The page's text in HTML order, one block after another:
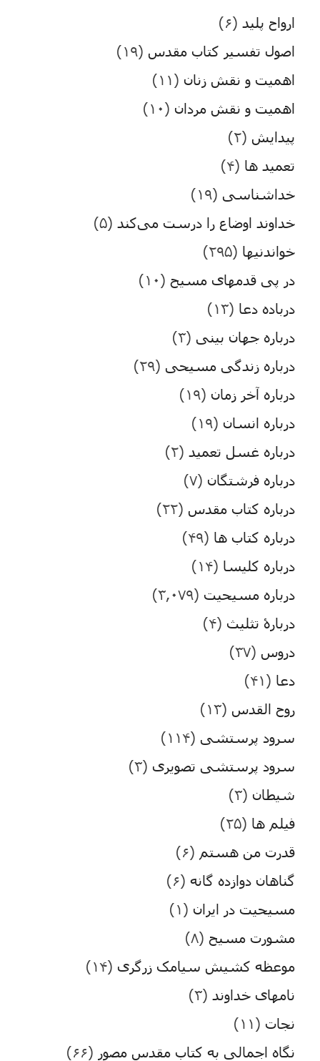
ارواح پلید (۶)
اصول تفسیر کتاب مقدس (۱۹)
اهمیت و نقش زنان (۱۱)
اهمیت و نقش مردان (۱۰)
پیدایش (۲)
تعمید ها (۴)
خداشناسی (۱۹)
خداوند اوضاع را درست می‌کند (۵)
خواندنیها (۲۹۵)
در پی قدمهای مسیح (۱۰)
درباده دعا (۱۳)
درباره جهان بینی (۳)
درباره زندگی مسیحی (۲۹)
درباره آخر زمان (۱۹)
درباره انسان (۱۹)
درباره غسل تعمید (۲)
درباره فرشتگان (۷)
درباره کتاب مقدس (۲۲)
درباره کتاب ها (۴۹)
درباره کلیسا (۱۴)
درباره مسیحیت (۳,۰۷۹)
دربارۀ تثلیث (۴)
دروس (۳۷)
دعا (۴۱)
روح القدس (۱۳)
سرود پرستشی (۱۱۴)
سرود پرستشی تصویری (۳)
شیطان (۳)
فیلم ها (۲۵)
قدرت من هستم (۶)
گناهان دوازده گانه (۶)
مسیحیت در ایران (۱)
مشورت مسیح (۸)
موعظه کشیش سیامک زرگری (۱۴)
نامهای خداوند (۳)
نجات (۱۱)
نگاه اجمالی به کتاب مقدس مصور (۶۶)